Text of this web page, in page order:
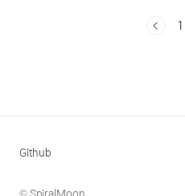
[Javascript] Javascript 라이브러리
1
Github